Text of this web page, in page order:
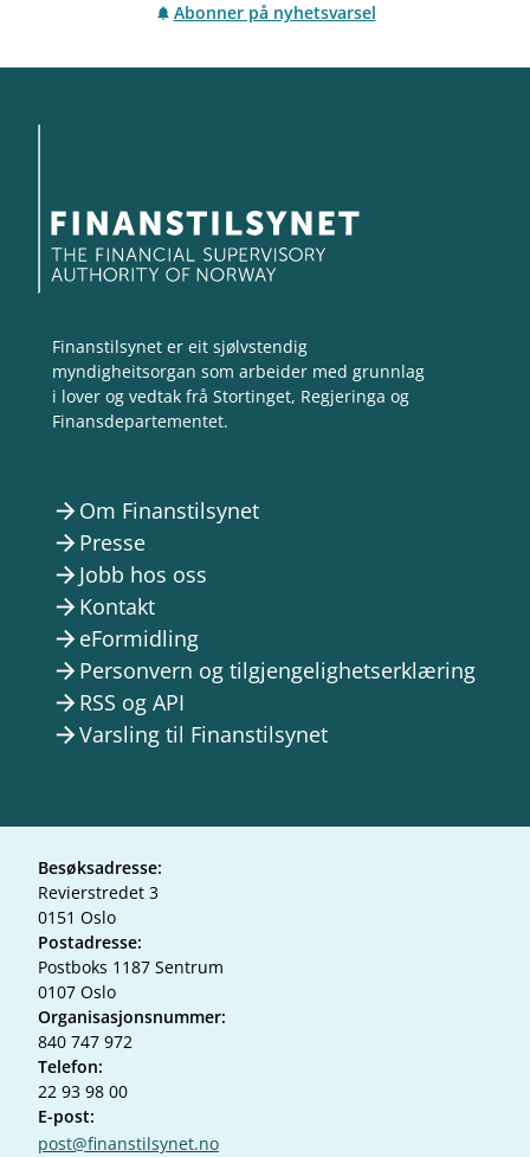
Abonner på nyhetsvarsel
Finanstilsynet er eit sjølvstendig
myndigheitsorgan som arbeider med grunnlag
i lover og vedtak frå Stortinget, Regjeringa og
Finansdepartementet.
arrow_forward Om Finanstilsynet
arrow_forward Presse
arrow_forward Jobb hos oss
arrow_forward Kontakt
arrow_forward eFormidling
arrow_forward Personvern og tilgjengelighetserklæring
arrow_forward RSS og API
arrow_forwardVarsling til Finanstilsynet
Besøksadresse:
Revierstredet 3
0151 Oslo
Postadresse:
Postboks 1187 Sentrum
0107 Oslo
Organisasjonsnummer:
840 747 972
Telefon:
22 93 98 00
E-post:
post@finanstilsynet.no